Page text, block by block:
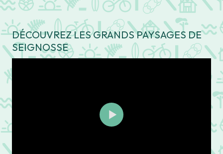
DÉCOUVREZ LES GRANDS PAYSAGES DE
SEIGNOSSE